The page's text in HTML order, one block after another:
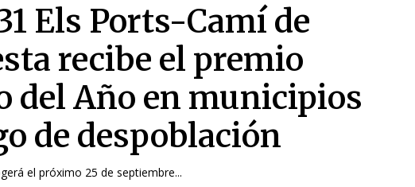
Els Ports-Camí de
recibe el premio
del Año en municipios
de despoblación
el próximo 25 de septiembre...